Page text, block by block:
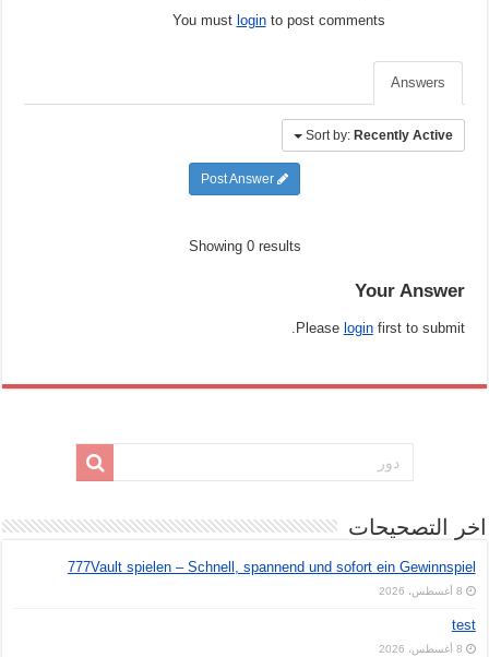
You must loginto post comments
Answers
Sort by: Recently Active
Showing 0 results
Your Answer
Please loginfirst to submit.
اخر التصحيحات
777Vault spielen – Schnell, spannend und sofort ein Gewinnspiel
8 أغسطس، 2026
test
8 أغسطس، 2026